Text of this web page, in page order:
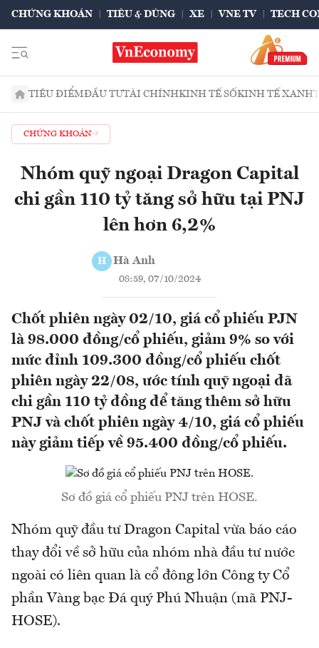
CHỨNG KHOÁN TIÊU & DÙNG XE VNE TV TECH
TIÊU ĐIỂMĐẦU TƯTÀI CHÍNHKINH TẾ SỐKINH TẾ XANH
CHỨNG KHOÁN
Nhóm quỹ ngoại Dragon Capital
chi gần 110 tỷ tăng sở hữu tại PNJ
lên hơn 6,2%
H Hà Anh
08:59, 07/10/2024
Chốt phiên ngày 02/10, giá cổ phiếu PJN
là 98.000 đồng/cổ phiếu, giảm 9% so với
mức đỉnh 109.300 đồng/cổ phiếu chốt
phiên ngày 22/08, ước tính quỹ ngoại đã
chi gần 110 tỷ đồng để tăng thêm sở hữu
PNJ và chốt phiên ngày 4/10, giá cổ phiếu
này giảm tiếp về 95.400 đồng/cổ phiếu.
Sơ đồ giá cổ phiếu PNJ trên HOSE.
Nhóm quỹ đầu tư Dragon Capital vừa báo cáo
thay đổi về sở hữu của nhóm nhà đầu tư nước
ngoài có liên quan là cổ đông lớn Công ty Cổ
phần Vàng bạc Đá quý Phú Nhuận (mã PNJ-
HOSE).